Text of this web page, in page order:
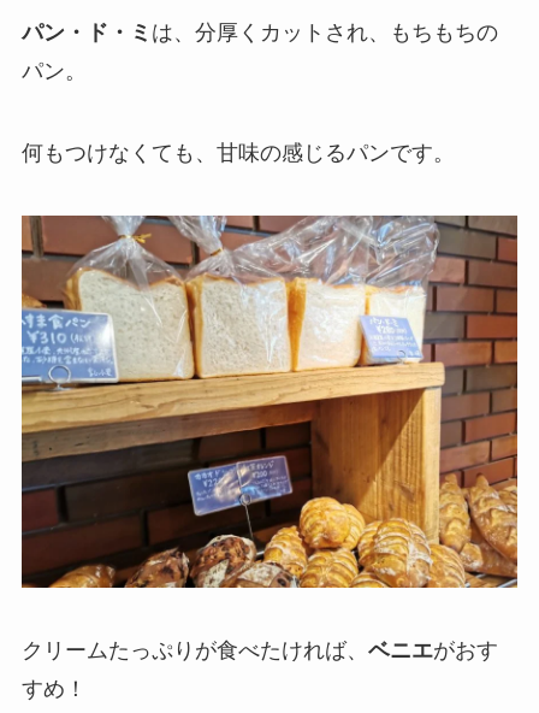
パン・ド・ミ は、分厚くカットされ、もちもちの
パン。
何もつけなくても、甘味の感じるパンです。
クリームたっぷりが食べたければ、 ベニエがおす
すめ！